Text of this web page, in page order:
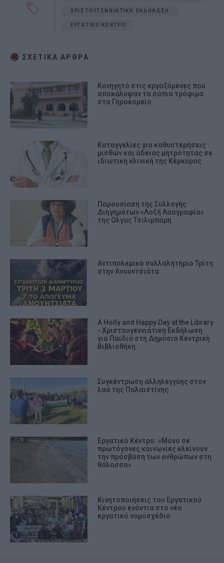
ΧΡΙΣΤΟΥΓΕΝΝΙΑΤΙΚΗ ΕΚΔΗΛΩΣΗ
ΕΡΓΑΤΙΚΟ ΚΕΝΤΡΟ
ΣΧΕΤΙΚA AΡΘΡΑ
Κυνηγητό στις εργαζόμενες που
αποκάλυψαν τα σάπια τρόφιμα
στο Γηροκομείο
Καταγγελίες για καθυστερήσεις
μισθών και άδειας μητρότητας σε
ιδιωτική κλινική της Κέρκυρας
Παρουσίαση της Συλλογής
Διηγημάτων «Λοξή Λαογραφία»
της Ολγας Τσιλιμπάρη
Αντιπολεμικό συλλαλητήριο Τρίτη
στην Ανουντσιάτα
A Holly and Happy Day at the Library
- Χριστουγεννιάτικη Εκδήλωση
για Παιδιά στη Δημόσια Κεντρική
Βιβλιοθήκη
Συγκέντρωση αλληλεγγύης στον
λαό της Παλαιστίνης
Εργατικό Κέντρο: «Μόνο σε
πρωτόγονες κοινωνίες κλείνουν
την πρόσβαση των ανθρώπων στη
θάλασσα»
Κινητοποιήσεις του Εργατικού
Κέντρου ενάντια στο νέο
εργατικό νομοσχέδιο